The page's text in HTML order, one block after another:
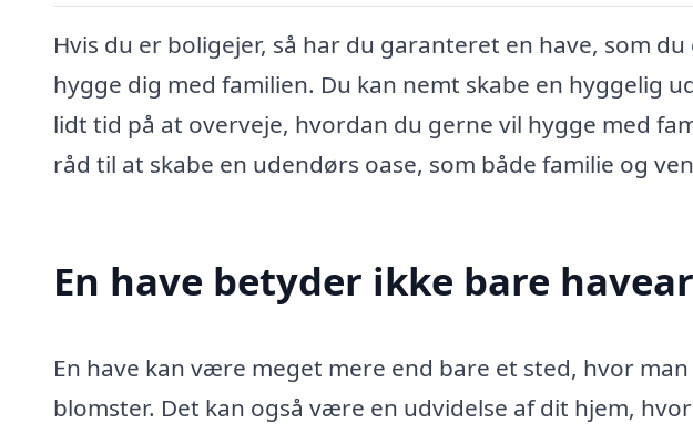
Hvis du er boligejer, så har du garanteret en have, som
hygge dig med familien. Du kan nemt skabe en hyggelig
lidt tid på at overveje, hvordan du gerne vil hygge med
råd til at skabe en udendørs oase, som både familie og
En have betyder ikke bare
En have kan være meget mere end bare et sted, hvor
blomster. Det kan også være en udvidelse af dit hjem,